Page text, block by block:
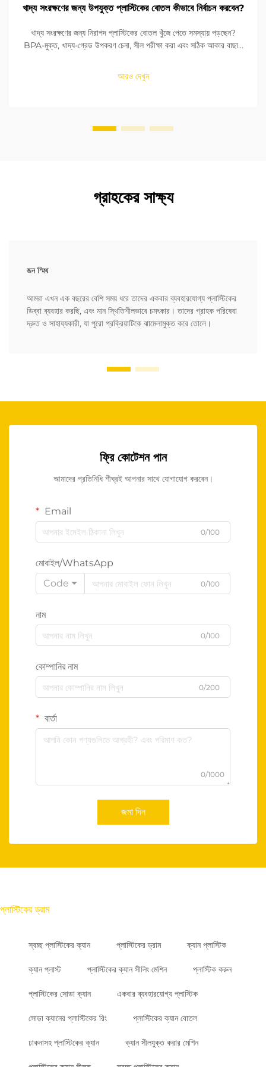
খাদ্য সংরক্ষণের জন্য উপযুক্ত প্লাস্টিকের বোতল কীভাবে নির্বাচন করবেন?
খাদ্য সংরক্ষণের জন্য নিরাপদ প্লাস্টিকের বোতল খুঁজে পেতে সমস্যায় পড়ছেন?
BPA-মুক্ত, খাদ্য-গ্রেড উপকরণ চেনা, সীল পরীক্ষা করা এবং সঠিক আকার বাছাই
আরও দেখুন
গ্রাহকের সাক্ষ্য
জন স্মিথ
আমরা এখন এক বছরের বেশি সময় ধরে তাদের একবার ব্যবহারযোগ্য প্লাস্টিকের
ডিব্বা ব্যবহার করছি, এবং মান স্থিতিশীলভাবে চমৎকার। তাদের গ্রাহক পরিষেবা
দ্রুত ও সাহায্যকারী, যা পুরো প্রক্রিয়াটিকে ঝামেলামুক্ত করে তোলে।
ফ্রি কোটেশন পান
আমাদের প্রতিনিধি শীঘ্রই আপনার সাথে যোগাযোগ করবেন।
Email
0/100
মোবাইল/WhatsApp
Code
0/100
নাম
0/100
কোম্পানির নাম
0/200
বার্তা
0/1000
জমা দিন
প্লাস্টিকের ড্রাম
স্বচ্ছ প্লাস্টিকের ক্যান প্লাস্টিকের ড্রাম ক্যান প্লাস্টিক
ক্যান প্লাস্ট প্লাস্টিকের ক্যান সীলিং মেশিন প্লাস্টিক করুন
প্লাস্টিকের সোডা ক্যান একবার ব্যবহারযোগ্য প্লাস্টিক
সোডা ক্যানের প্লাস্টিকের রিং প্লাস্টিকের ক্যান বোতল
ঢাকনাসহ প্লাস্টিকের ক্যান ক্যান সীলযুক্ত করার মেশিন